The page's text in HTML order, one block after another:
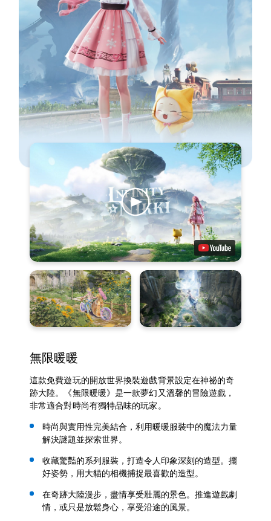
無限暖暖
這款免費遊玩的開放世界換裝遊戲背景設定在神祕的奇
跡大陸。《無限暖暖》是一款夢幻又溫馨的冒險遊戲，
非常適合對時尚有獨特品味的玩家。
時尚與實用性完美結合，利用暖暖服裝中的魔法力量
解決謎題並探索世界。
收藏驚豔的系列服裝，打造令人印象深刻的造型。擺
好姿勢，用大貓的相機捕捉最喜歡的造型。
在奇跡大陸漫步，盡情享受壯麗的景色。推進遊戲劇
情，或只是放鬆身心，享受沿途的風景。